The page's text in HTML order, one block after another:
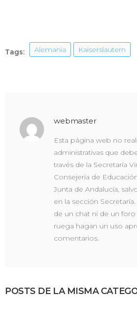
Tags: Alemania Kaiserslautern
webmaster
Esta página web no
administrativas que
través de la Secretaría
Consejería de
Junta de Andalucía,
en la sección
de un chat ni de un
ruega hagan un uso
comentarios.
POSTS DE LA MISMA